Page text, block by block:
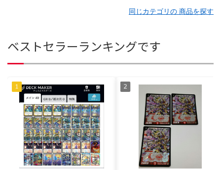
同じカテゴリの 商品を探す
ベストセラーランキングです